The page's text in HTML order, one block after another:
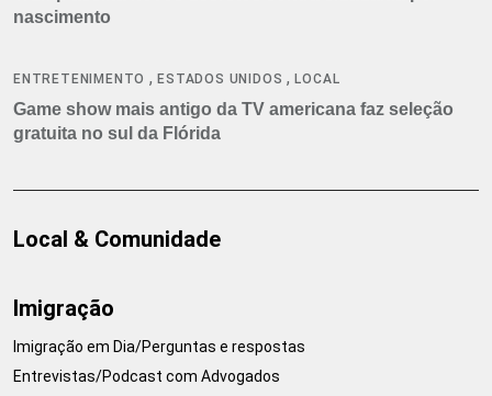
nascimento
ENTRETENIMENTO ,ESTADOS UNIDOS ,LOCAL
Game show mais antigo da TV americana faz seleção
gratuita no sul da Flórida
Local & Comunidade
Imigração
Imigração em Dia/Perguntas e respostas
Entrevistas/Podcast com Advogados